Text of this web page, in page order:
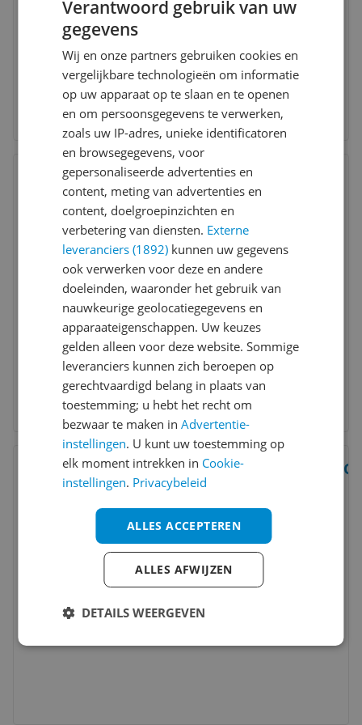
Vergelijken
Vergelijken
Bekijk product
Verantwoord gebruik van uw
gegevens
Wij en onze partners gebruiken cookies en
vergelijkbare technologieën om informatie
op uw apparaat op te slaan en te openen
en om persoonsgegevens te verwerken,
zoals uw IP-adres, unieke identificatoren
en browsegegevens, voor
gepersonaliseerde advertenties en
content, meting van advertenties en
content, doelgroepinzichten en
verbetering van diensten. Externe
leveranciers (1892) kunnen uw gegevens
ook verwerken voor deze en andere
doeleinden, waaronder het gebruik van
nauwkeurige geolocatiegegevens en
apparaateigenschappen. Uw keuzes
gelden alleen voor deze website. Sommige
leveranciers kunnen zich beroepen op
gerechtvaardigd belang in plaats van
toestemming; u hebt het recht om
bezwaar te maken inAdvertentie-
instellingen. U kunt uw toestemming op
elk moment intrekken in Cookie-
instellingen. Privacybeleid
ALLES ACCEPTEREN
ALLES AFWIJZEN
DETAILS WEERGEVEN